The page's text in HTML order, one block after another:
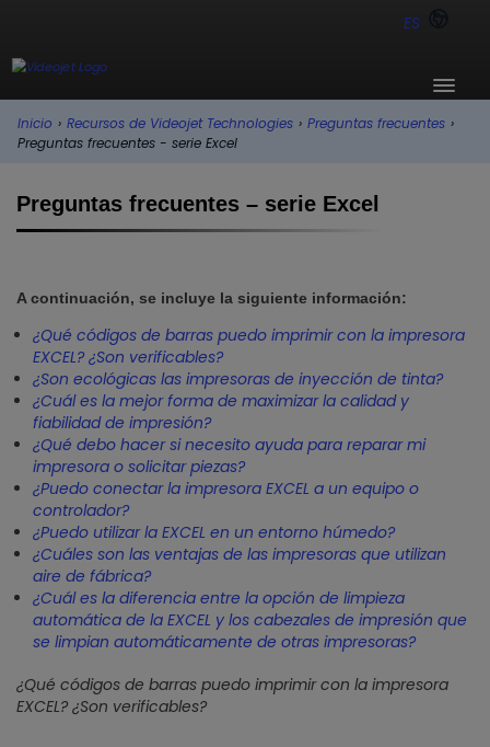
ES
Inicio › Recursos de Videojet Technologies › Preguntas frecuentes ›
Preguntas frecuentes - serie Excel
Preguntas frecuentes – serie Excel
A continuación, se incluye la siguiente información:
¿Qué códigos de barras puedo imprimir con la impresora
EXCEL? ¿Son verificables?
¿Son ecológicas las impresoras de inyección de tinta?
¿Cuál es la mejor forma de maximizar la calidad y
fiabilidad de impresión?
¿Qué debo hacer si necesito ayuda para reparar mi
impresora o solicitar piezas?
¿Puedo conectar la impresora EXCEL a un equipo o
controlador?
¿Puedo utilizar la EXCEL en un entorno húmedo?
¿Cuáles son las ventajas de las impresoras que utilizan
aire de fábrica?
¿Cuál es la diferencia entre la opción de limpieza
automática de la EXCEL y los cabezales de impresión que
se limpian automáticamente de otras impresoras?
¿Qué códigos de barras puedo imprimir con la impresora
EXCEL? ¿Son verificables?